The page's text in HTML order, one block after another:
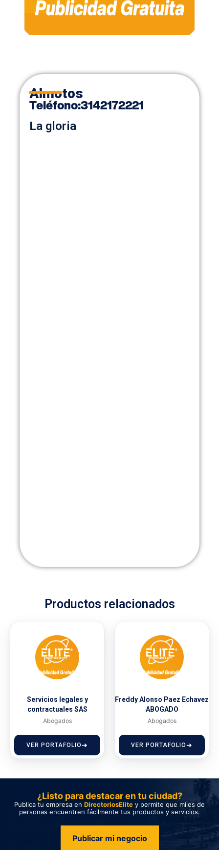
Almotos
Teléfono:3142172221
La gloria
Productos relacionados
Servicios legales y
contractuales SAS
Abogados
VER PORTAFOLIO
Freddy Alonso Paez Echavez
ABOGADO
Abogados
VER PORTAFOLIO
¿Listo para destacar en tu ciudad?
Publica tu empresa en DirectoriosElite y permite que miles de
personas encuentren fácilmente tus productos y servicios.
Publicar mi negocio